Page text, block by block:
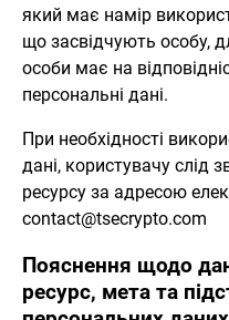
який має намір
що засвідчують особу,
особи має на
персональні дані.
При необхідності
дані, користувачу слід
ресурсу за адресою
contact@tsecrypto.com
Пояснення щодо
ресурс, мета та